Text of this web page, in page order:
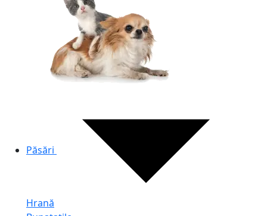
Păsări
Hrană